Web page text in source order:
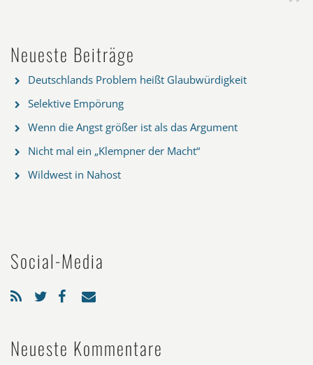
Neueste Beiträge
Deutschlands Problem heißt Glaubwürdigkeit
Selektive Empörung
Wenn die Angst größer ist als das Argument
Nicht mal ein „Klempner der Macht“
Wildwest in Nahost
Social-Media
Neueste Kommentare